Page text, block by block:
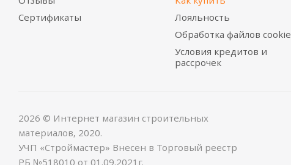
Сертификаты
Лояльность
Обработка файлов cookie
Условия кредитов и
рассрочек
2026 © Интернет магазин строительных
материалов, 2020.
УЧП «Строймастер» Внесен в Торговый реестр
РБ №518010 от 01.09.2021г.